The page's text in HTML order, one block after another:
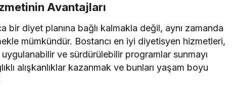
Avantajları
bir diyet planına bağlı kalmakla değil, aynı zamanda
mümkündür. Bostancı en iyi diyetisyen hizmetleri,
ve sürdürülebilir programlar sunmayı
alışkanlıklar kazanmak ve bunları yaşam boyu